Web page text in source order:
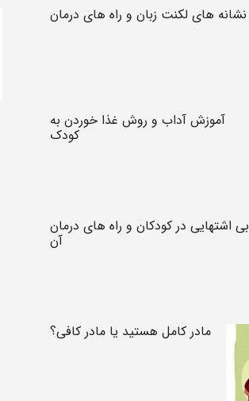
نشانه های لکنت زبان و راه های درمان
آموزش آداب و روش غذا خوردن به
کودک
بی اشتهایی در کودکان و راه های درمان
آن
مادر کامل هستید یا مادر کافی؟